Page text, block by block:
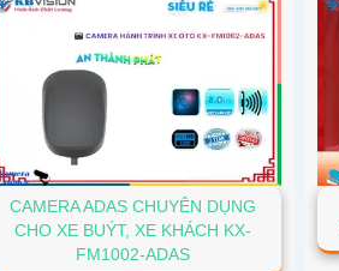
lại trải nghiệm hình ảnh và âm
tốt nhất
CAMERA ADAS CHUYÊN DỤNG
CHO XE BUÝT, XE KHÁCH KX-
FM1002-ADAS